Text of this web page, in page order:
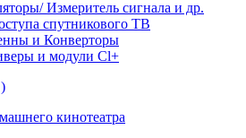
Измеритель сигнала и др.
спутникового ТВ
и Конверторы
и модули Cl+
кинотеатра